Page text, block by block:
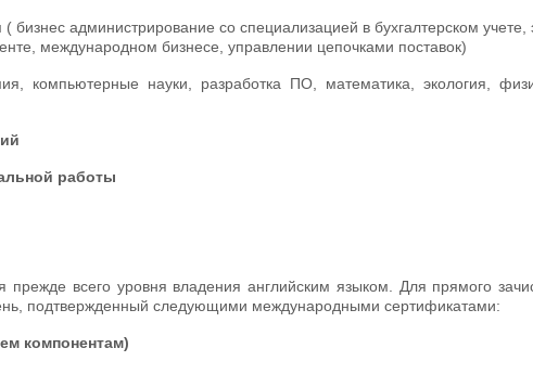
( бизнес администрирование со специализацией в бухгалтерском
международном бизнесе, управлении цепочками поставок)
компьютерные науки, разработка ПО, математика, экология,
работы
прежде всего уровня владения английским языком. Для прямого
подтвержденный следующими международными сертификатами:
компонентам)